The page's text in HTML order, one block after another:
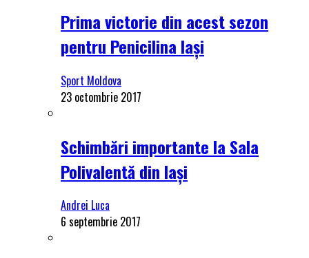
Prima victorie din acest sezon
pentru Penicilina Iași
Sport Moldova
23 octombrie 2017
Schimbări importante la Sala
Polivalentă din Iași
Andrei Luca
6 septembrie 2017